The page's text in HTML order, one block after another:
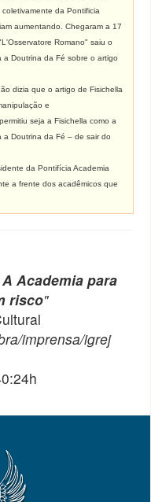
da Pontificia
aumentando. Chegaram a 17
Romano" saiu o
Doutrina da Fé sobre o artigo
dizia que o artigo de Fisichella
e
seja a Fisichella como a
a Doutrina da Fé – de sair do
da Pontifícia Academia
a frente dos acadêmicos que
Academia para
risco"
imprensa/igrej